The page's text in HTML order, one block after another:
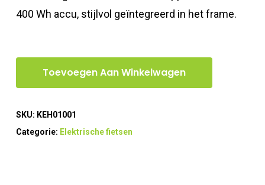
400 Wh accu, stijlvol geïntegreerd in het frame.
Toevoegen Aan Winkelwagen
SKU: KEH01001
Categorie: Elektrische fietsen